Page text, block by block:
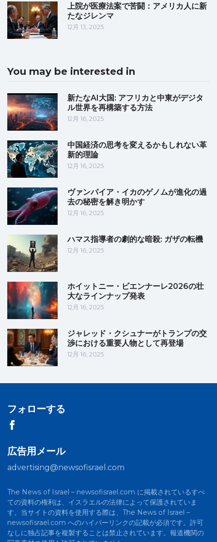
上院が医療法案で苦闘：アメリカ人に新
たなジレンマ
12月 13, 2025
You may be interested in
新たなAI大国: アフリカと中東がデジタ
ル世界を再構築する方法
12月 16, 2025
中国経済の思考を変えるかもしれない革
新的理論
12月 16, 2025
ヴァンパイア・イカのゲノムが進化の過
去の秘密を解き明かす
12月 16, 2025
ハマス指導者の劇的な暗殺: ガザの転機
12月 16, 2025
ホイットニー・ビエンナーレ2026の壮
大なラインナップ発表
12月 16, 2025
ジャレッド・クシュナーがトランプの交
渉における重要人物として再登場
12月 16, 2025
フォローする
広告用メール
advertising@newsofisrael.com
The News of Israel – newsofisrael.com に掲載されているすべ
ての資料の権利は、イスラエルの法律によって保護されていま
す。当サイトの資料を使用する際は、The News of Israel –
newsofisrael.com へのハイパーリンクの記載が必須です。許可
なしに独占記事を複製することは禁止されています。報道機関の